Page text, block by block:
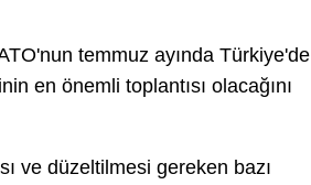
temmuz ayında Türkiye'de
en önemli toplantısı olacağını
ve düzeltilmesi gereken bazı